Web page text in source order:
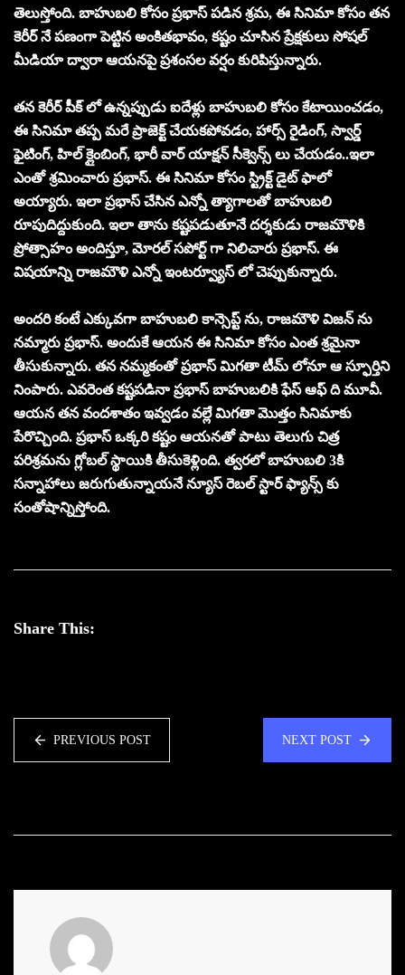
తెలుస్తోంది. బాహుబలి కోసం ప్రభాస్ పడిన శ్రమ, ఈ సినిమా కోసం తన
కెరీర్ నే పణంగా పెట్టిన అంకితభావం, కష్టం చూసిన ప్రేక్షకులు సోషల్
మీడియా ద్వారా ఆయనపై ప్రశంసల వర్షం కురిపిస్తున్నారు.
తన కెరీర్ పీక్ లో ఉన్నప్పుడు ఐదేళ్లు బాహుబలి కోసం కేటాయించడం,
ఈ సినిమా తప్ప మరే ప్రాజెక్ట్ చేయకపోవడం, హార్స్ రైడింగ్, స్వార్డ్
ఫైటింగ్, హిల్ క్లైంబింగ్, భారీ వార్ యాక్షన్ సీక్వెన్స్ లు చేయడం..ఇలా
ఎంతో శ్రమించారు ప్రభాస్. ఈ సినిమా కోసం స్ట్రిక్ట్ డైట్ ఫాలో
అయ్యారు. ఇలా ప్రభాస్ చేసిన ఎన్నో త్యాగాలతో బాహుబలి
రూపుదిద్దుకుంది. ఇలా తాను కష్టపడుతూనే దర్శకుడు రాజమౌళికి
ప్రోత్సాహం అందిస్తూ, మోరల్ సపోర్ట్ గా నిలిచారు ప్రభాస్. ఈ
విషయాన్ని రాజమౌళి ఎన్నో ఇంటర్వ్యూస్ లో చెప్పుకున్నారు.
అందరి కంటే ఎక్కువగా బాహుబలి కాన్సెప్ట్ ను, రాజమౌళి విజన్ ను
నమ్మారు ప్రభాస్. అందుకే ఆయన ఈ సినిమా కోసం ఎంత శ్రమైనా
తీసుకున్నారు. తన నమ్మకంతో ప్రభాస్ మిగతా టీమ్ లోనూ ఆ స్ఫూర్తిని
నింపారు. ఎవరెంత కష్టపడినా ప్రభాస్ బాహుబలికి ఫేస్ ఆఫ్ ది మూవీ.
ఆయన తన వందశాతం ఇవ్వడం వల్లే మిగతా మొత్తం సినిమాకు
పేరొచ్చింది. ప్రభాస్ ఒక్కరి కష్టం ఆయనతో పాటు తెలుగు చిత్ర
పరిశ్రమను గ్లోబల్ స్థాయికి తీసుకెళ్లింది. త్వరలో బాహుబలి 3కి
సన్నాహాలు జరుగుతున్నాయనే న్యూస్ రెబల్ స్టార్ ఫ్యాన్స్ కు
సంతోషాన్నిస్తోంది.
Share This:
PREVIOUS POST NEXT POST